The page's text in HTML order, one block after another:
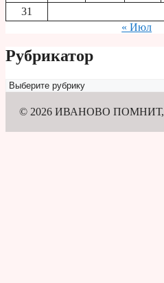
31
« Июл
Рубрикатор
Рубрикатор
© 2026 ИВАНОВО ПОМНИТ,